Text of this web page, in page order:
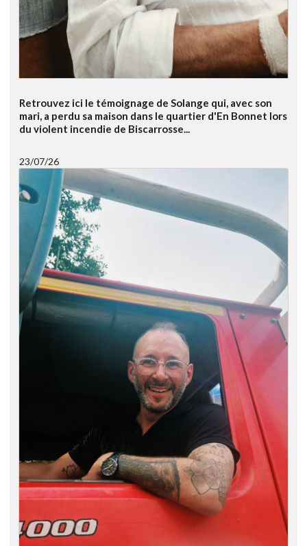
Retrouvez ici le témoignage de Solange qui, avec son
mari, a perdu sa maison dans le quartier d'En Bonnet lors
du violent incendie de Biscarrosse...
23/07/26